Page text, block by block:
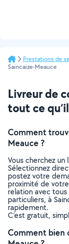
Prestations de
Saincaize-Meauce
Livreur de
tout ce
Comment
Meauce ?
Vous cherchez un
Sélectionnez
postez votre
proximité de
relation avec
particuliers, à
rapidement.
C’est gratuit,
Comment bien